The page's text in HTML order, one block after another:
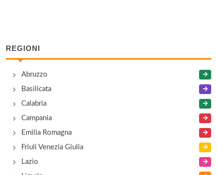
Macchiareddu
Antica Hostaria
via Camillo Benso Cavour 60, Cagliari
REGIONI
Abruzzo
Basilicata
Calabria
Campania
Emilia Romagna
Friuli Venezia Giulia
Lazio